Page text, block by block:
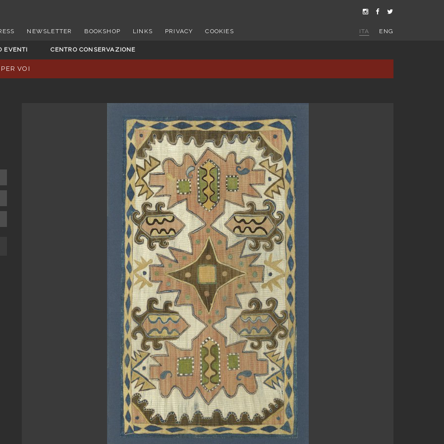
NEWSLETTER BOOKSHOP LINKS PRIVACY COOKIES ITA ENG
EVENTI CENTRO CONSERVAZIONE
VOI